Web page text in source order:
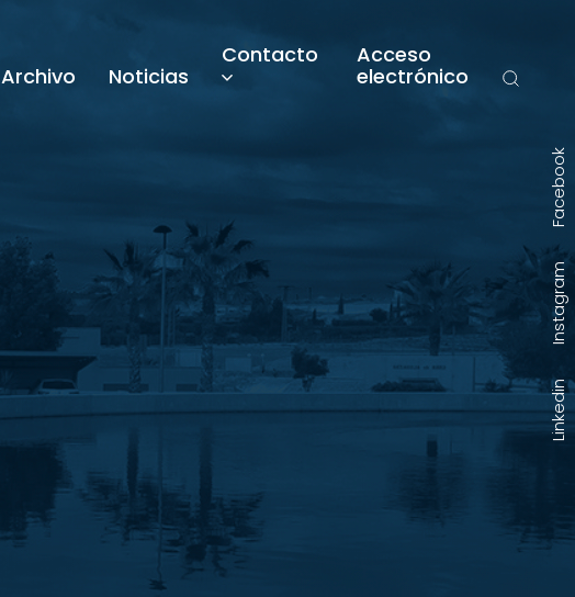
Archivo
Noticias
Contacto
Acceso
electrónico
Linkedin
Instagram
Facebook